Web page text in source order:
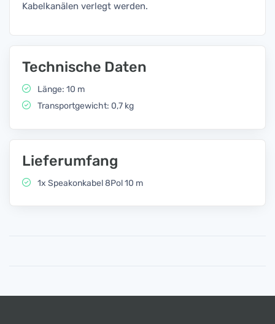
Kabelkanälen verlegt werden.
Technische Daten
Länge: 10 m
Transportgewicht: 0,7 kg
Lieferumfang
1x Speakonkabel 8Pol 10 m